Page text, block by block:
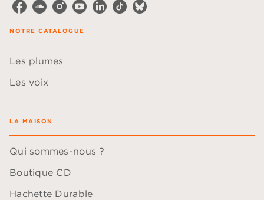
NOTRE CATALOGUE
Les plumes
Les voix
LA MAISON
Qui sommes-nous ?
Boutique CD
Hachette Durable